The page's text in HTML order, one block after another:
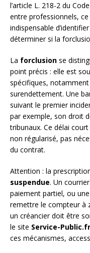
l’article L. 218-2 du
entre professionnels,
indispensable
déterminer si la
La forclusion se
point précis : elle est
spécifiques,
surendettement. Une
suivant le premier
par exemple, son droit
tribunaux. Ce délai
non régularisé, pas
du contrat.
Attention : la
suspendue. Un
paiement partiel, ou
remettre le compteur à
un créancier doit être
le site Service-Public.fr
ces mécanismes,